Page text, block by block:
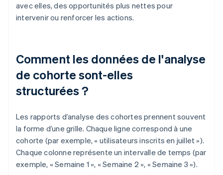
avec elles, des opportunités plus nettes pour
intervenir ou renforcer les actions.
Comment les données de l'analyse
de cohorte sont-elles
structurées ?
Les rapports d’analyse des cohortes prennent souvent
la forme d’une grille. Chaque ligne correspond à une
cohorte (par exemple, « utilisateurs inscrits en juillet »).
Chaque colonne représente un intervalle de temps (par
exemple, « Semaine 1 », « Semaine 2 », « Semaine 3 »).